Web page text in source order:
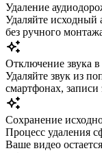
Удаление
Удаляйте исходный
без ручного
Отключение звука
Удаляйте звук из
смартфонах,
Сохранение
Процесс удаления
Ваше видео